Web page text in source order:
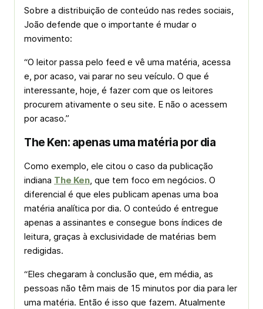
Sobre a distribuição de conteúdo nas redes sociais,
João defende que o importante é mudar o
movimento:
“O leitor passa pelo feed e vê uma matéria, acessa
e, por acaso, vai parar no seu veículo. O que é
interessante, hoje, é fazer com que os leitores
procurem ativamente o seu site. E não o acessem
por acaso.”
The Ken: apenas uma matéria por dia
Como exemplo, ele citou o caso da publicação
indiana The Ken, que tem foco em negócios. O
diferencial é que eles publicam apenas uma boa
matéria analítica por dia. O conteúdo é entregue
apenas a assinantes e consegue bons índices de
leitura, graças à exclusividade de matérias bem
redigidas.
“Eles chegaram à conclusão que, em média, as
pessoas não têm mais de 15 minutos por dia para ler
uma matéria. Então é isso que fazem. Atualmente